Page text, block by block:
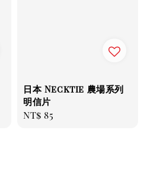
日本 Necktie 農場系列
明信片
Regular
NT$ 85